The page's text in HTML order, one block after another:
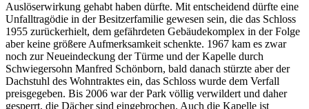
Auslöserwirkung gehabt haben dürfte. Mit entscheidend dürfte eine
Unfalltragödie in der Besitzerfamilie gewesen sein, die das Schloss
1955 zurückerhielt, dem gefährdeten Gebäudekomplex in der Folge
aber keine größere Aufmerksamkeit schenkte. 1967 kam es zwar
noch zur Neueindeckung der Türme und der Kapelle durch
Schwiegersohn Manfred Schönborn, bald danach stürzte aber der
Dachstuhl des Wohntraktes ein, das Schloss wurde dem Verfall
preisgegeben. Bis 2006 war der Park völlig verwildert und daher
gesperrt, die Dächer sind eingebrochen. Auch die Kapelle ist